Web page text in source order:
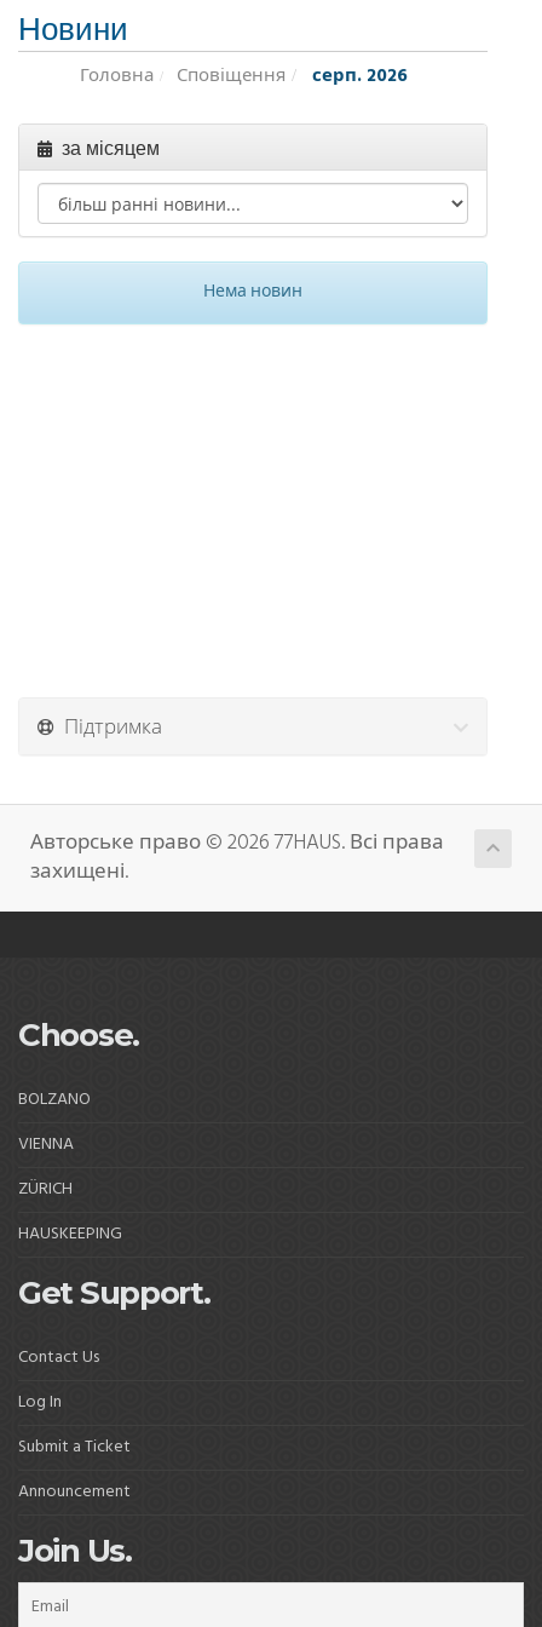
Новини
Головна Сповіщення серп. 2026
за місяцем
Нема новин
Підтримка
Авторське право © 2026 77HAUS. Всі права
захищені.
Choose.
BOLZANO
VIENNA
ZÜRICH
HAUSKEEPING
Get Support.
Contact Us
Log In
Submit a Ticket
Announcement
Join Us.